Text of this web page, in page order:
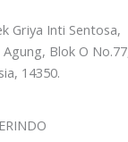
Griya Inti Sentosa,
Agung, Blok O
14350.